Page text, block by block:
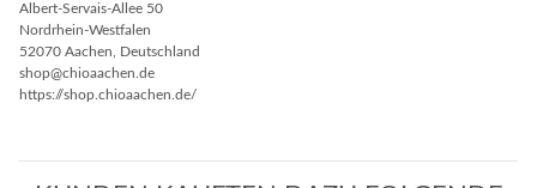
Albert-Servais-Allee 50
Nordrhein-Westfalen
52070 Aachen, Deutschland
shop@chioaachen.de
https://shop.chioaachen.de/